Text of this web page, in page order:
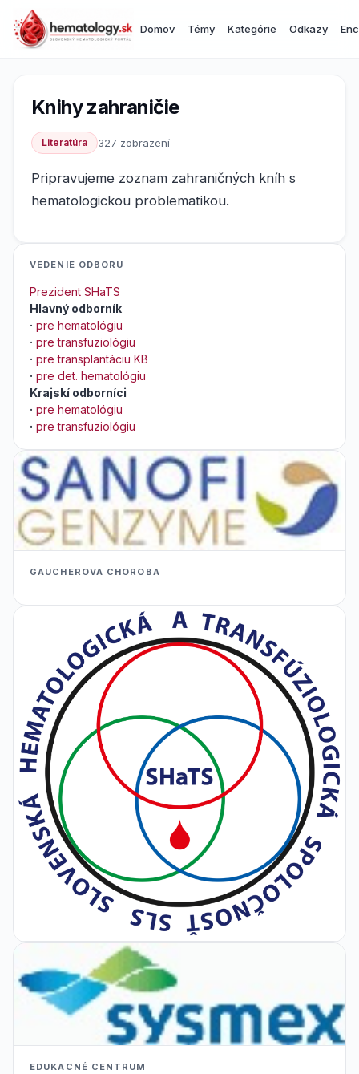
Domov Témy Kategórie Odkazy
Knihy zahraničie
Literatúra 327 zobrazení
Pripravujeme zoznam zahraničných kníh s
hematologickou problematikou.
VEDENIE ODBORU
Prezident SHaTS
Hlavný odborník
· pre hematológiu
· pre transfuziológiu
· pre transplantáciu KB
· pre det. hematológiu
Krajskí odborníci
· pre hematológiu
· pre transfuziológiu
GAUCHEROVA CHOROBA
EDUKACNÉ CENTRUM